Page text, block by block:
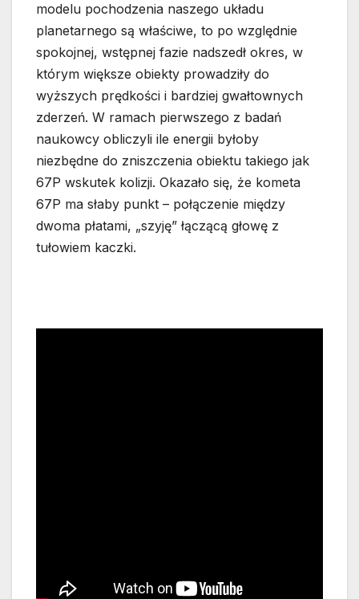
modelu pochodzenia naszego układu
planetarnego są właściwe, to po względnie
spokojnej, wstępnej fazie nadszedł okres, w
którym większe obiekty prowadziły do
wyższych prędkości i bardziej gwałtownych
zderzeń. W ramach pierwszego z badań
naukowcy obliczyli ile energii byłoby
niezbędne do zniszczenia obiektu takiego jak
67P wskutek kolizji. Okazało się, że kometa
67P ma słaby punkt – połączenie między
dwoma płatami, „szyję” łączącą głowę z
tułowiem kaczki.